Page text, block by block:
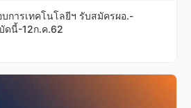
การเทคโนโลยีฯ รับสมัครผอ.-
ดนี้-12ก.ค.62